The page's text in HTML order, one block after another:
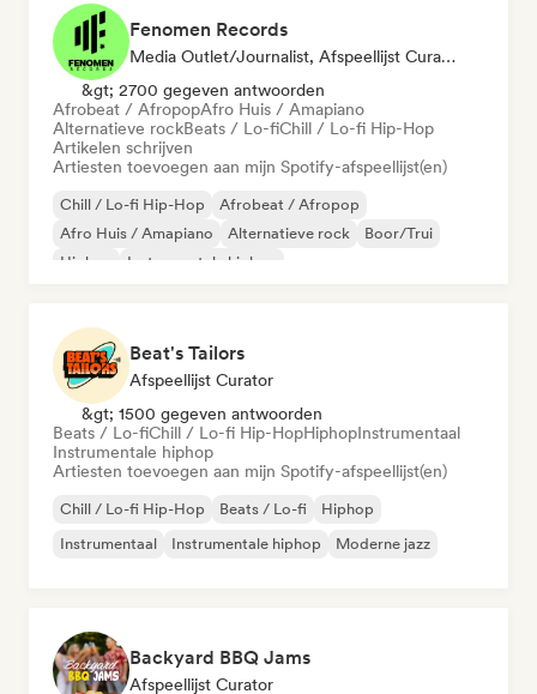
Fenomen Records
Media Outlet/Journalist, Afspeellijst Curator
&gt; 2700 gegeven antwoorden
Afrobeat / AfropopAfro Huis / Amapiano
Alternatieve rockBeats / Lo-fiChill / Lo-fi Hip-Hop
Artikelen schrijven
Artiesten toevoegen aan mijn Spotify-afspeellijst(en)
Chill / Lo-fi Hip-Hop
Afrobeat / Afropop
Afro Huis / Amapiano
Alternatieve rock
Boor/Trui
Hiphop
Instrumentale hiphop
Beat's Tailors
Afspeellijst Curator
&gt; 1500 gegeven antwoorden
Beats / Lo-fiChill / Lo-fi Hip-HopHiphopInstrumentaal
Instrumentale hiphop
Artiesten toevoegen aan mijn Spotify-afspeellijst(en)
Chill / Lo-fi Hip-Hop Beats / Lo-fi
Hiphop
Instrumentaal
Instrumentale hiphop Moderne jazz
Backyard BBQ Jams
Afspeellijst Curator